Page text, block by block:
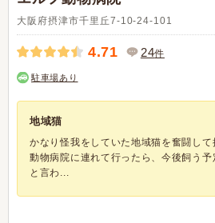
大阪府摂津市千里丘7-10-24-101
4.71 24件
駐車場あり
地域猫
かなり怪我をしていた地域猫を奮闘し
動物病院に連れて行ったら、今後飼う
と言わ...